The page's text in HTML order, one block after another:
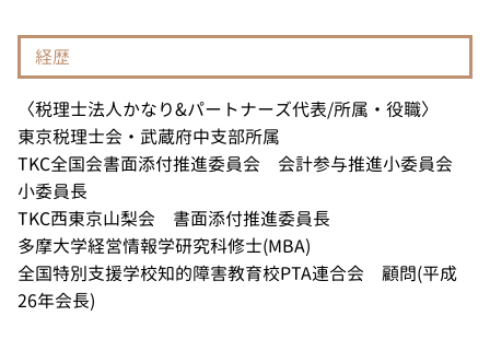
経歴
〈税理士法人かなり&パートナーズ代表/所属・役職〉
東京税理士会・武蔵府中支部所属
TKC全国会書面添付推進委員会 会計参与推進小委員会
小委員長
TKC西東京山梨会 書面添付推進委員長
多摩大学経営情報学研究科修士(MBA)
全国特別支援学校知的障害教育校PTA連合会 顧問(平成
26年会長)